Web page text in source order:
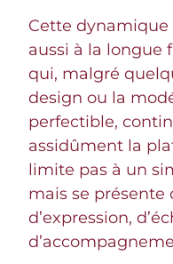
Cette
aussi à la longue
qui, malgré
design ou la
perfectible,
assidûment la
limite pas à un
mais se présente
d’expression,